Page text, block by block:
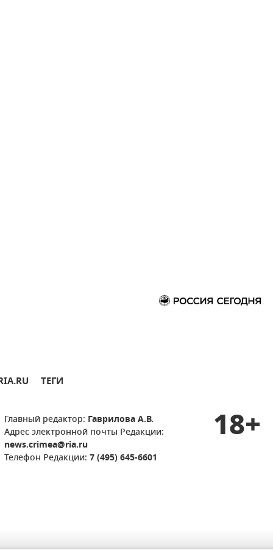
ТЕГИ
Главный редактор: Гаврилова А.В.
Адрес электронной почты Редакции:
news.crimea@ria.ru
Телефон Редакции: 7 (495) 645-6601
18+